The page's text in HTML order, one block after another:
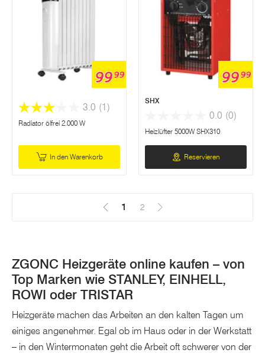
9999
3.0 (1)
Radiator ölfrei 2.000 W
In den Warenkorb
9999
SHX
0.0 (0)
Heizlüfter 5000W SHX310
Reservieren
1 (Aktuell)
2
ZGONC Heizgeräte online kaufen – von
Top Marken wie STANLEY, EINHELL,
ROWI oder TRISTAR
Heizgeräte machen das Arbeiten an den kalten Tagen um
einiges angenehmer. Egal ob im Haus oder in der Werkstatt
– in den Wintermonaten geht die Arbeit oft schwerer von der